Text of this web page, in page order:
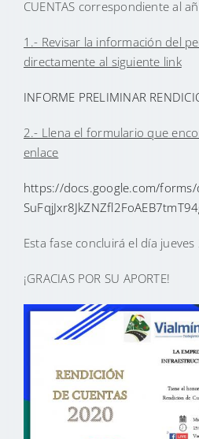
CUENTAS correspondiente al
1.- Revisar la información del
directamente al siguiente link
INFORME PRELIMINAR
2.- Llena el formulario que
enlace
https://docs.google.com/
Esta fase concluirá el día
¡GRACIAS POR SU APORTE!